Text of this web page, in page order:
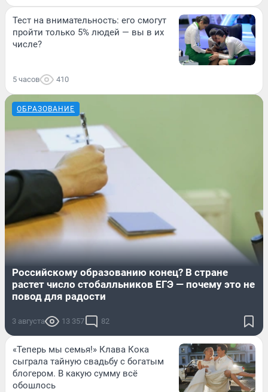
Тест на внимательность: его смогут
пройти только 5% людей — вы в их
числе?
5 часов 410
ОБРАЗОВАНИЕ
Российскому образованию конец? В стране
растет число стобалльников ЕГЭ — почему это не
повод для радости
3 августа 13 357 82
«Теперь мы семья!» Клава Кока
сыграла тайную свадьбу с богатым
блогером. В какую сумму всё
обошлось